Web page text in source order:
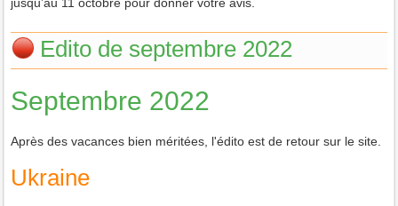
Edito de septembre 2022
Septembre 2022
Après des vacances bien méritées, l'édito est de retour sur le site.
Ukraine